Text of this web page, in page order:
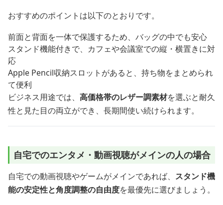
おすすめのポイントは以下のとおりです。
前面と背面を一体で保護するため、バッグの中でも安心
スタンド機能付きで、カフェや会議室での縦・横置きに対
応
Apple Pencil収納スロットがあると、持ち物をまとめられ
て便利
ビジネス用途では、 高価格帯のレザー調素材を選ぶと耐久
性と見た目の両立ができ、長期間使い続けられます。
自宅でのエンタメ・動画視聴がメインの人の場合
自宅での動画視聴やゲームがメインであれば、 スタンド機
能の安定性と角度調整の自由度を最優先に選びましょう。